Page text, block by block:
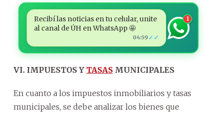
Recibí las noticias en tu celular, unite
al canal de ÚH en WhatsApp 🤩
04:59 ✓✓
1
VI. IMPUESTOS Y TASAS MUNICIPALES
En cuanto a los impuestos inmobiliarios y tasas
municipales, se debe analizar los bienes que